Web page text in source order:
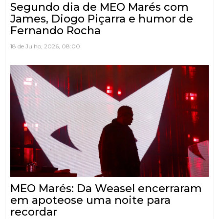
Segundo dia de MEO Marés com
James, Diogo Piçarra e humor de
Fernando Rocha
18 de Julho, 2026, 08:00
MEO Marés: Da Weasel encerraram
em apoteose uma noite para
recordar